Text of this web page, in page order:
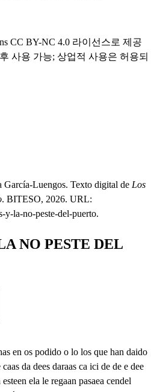
CC BY-NC 4.0 라이선스로 제공
사용 가능; 상업적 사용은 허용되
Luengos. Texto digital de Los
. BITESO, 2026. URL:
y-la-no-peste-del-puerto.
NO PESTE DEL
en os podido o lo los que han daido
da dees daraas ca ici de de e dee
ela le regaan pasaea cendel